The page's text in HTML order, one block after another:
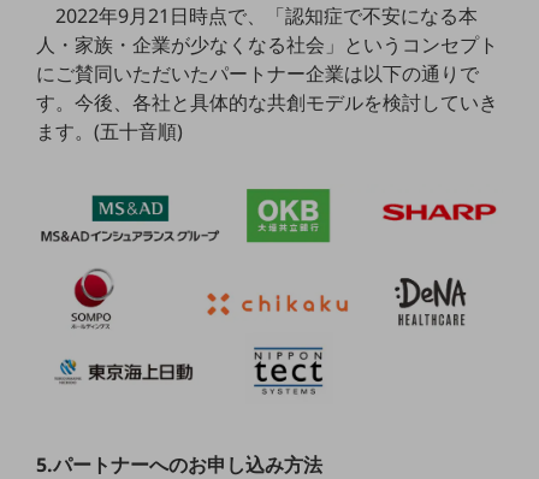
解決するヒントをお届けする記事サイト
新着記事
お役立ち資料ダウンロード
トレンド記事特集
IT用語集
中堅中小企業向け
課題やニーズに合ったサービスをご紹介し、
中堅中小企業のビジネスをサポート！
お悩みから見つけるTOP
ネットワーク
モバイル・音声
リモート・ハイブリッドワーク
2022年9月21日時点で、「認知症で不安になる本
人・家族・企業が少なくなる社会」というコンセプト
にご賛同いただいたパートナー企業は以下の通りで
す。今後、各社と具体的な共創モデルを検討していき
ます。(五十音順)
5.パートナーへのお申し込み方法